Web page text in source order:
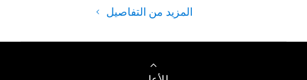
المزيد من التفاصيل